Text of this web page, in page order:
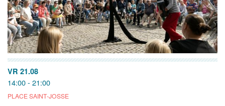
VR 21.08
14:00 - 21:00
PLACE SAINT-JOSSE